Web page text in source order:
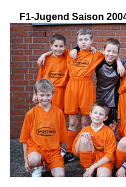
F1-Jugend Saison